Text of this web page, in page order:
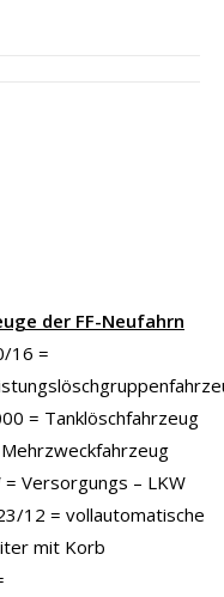
der FF-Neufahrn
16 =
= Tanklöschfahrzeug
= Versorgungs – LKW
12 = vollautomatische
mit Korb